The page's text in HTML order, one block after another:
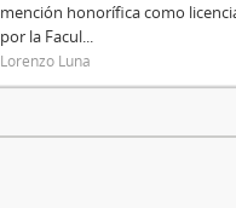
mención honorífica como
por la Facul...
Lorenzo Luna